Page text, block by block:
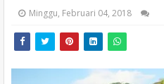
Minggu, Februari 04, 2018